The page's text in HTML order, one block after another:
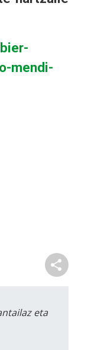
mendi-
eta